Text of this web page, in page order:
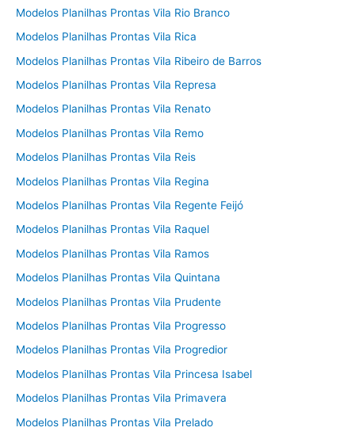
Modelos Planilhas Prontas Vila Rio Branco
Modelos Planilhas Prontas Vila Rica
Modelos Planilhas Prontas Vila Ribeiro de Barros
Modelos Planilhas Prontas Vila Represa
Modelos Planilhas Prontas Vila Renato
Modelos Planilhas Prontas Vila Remo
Modelos Planilhas Prontas Vila Reis
Modelos Planilhas Prontas Vila Regina
Modelos Planilhas Prontas Vila Regente Feijó
Modelos Planilhas Prontas Vila Raquel
Modelos Planilhas Prontas Vila Ramos
Modelos Planilhas Prontas Vila Quintana
Modelos Planilhas Prontas Vila Prudente
Modelos Planilhas Prontas Vila Progresso
Modelos Planilhas Prontas Vila Progredior
Modelos Planilhas Prontas Vila Princesa Isabel
Modelos Planilhas Prontas Vila Primavera
Modelos Planilhas Prontas Vila Prelado